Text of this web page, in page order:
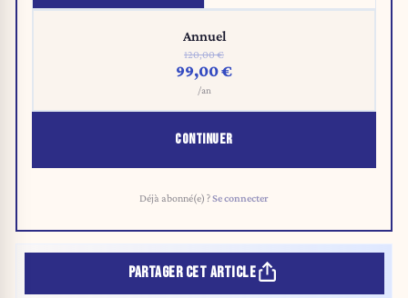
Annuel
120,00 €
99,00 €
/an
CONTINUER
Déjà abonné(e) ?Se connecter
PARTAGER CET ARTICLE